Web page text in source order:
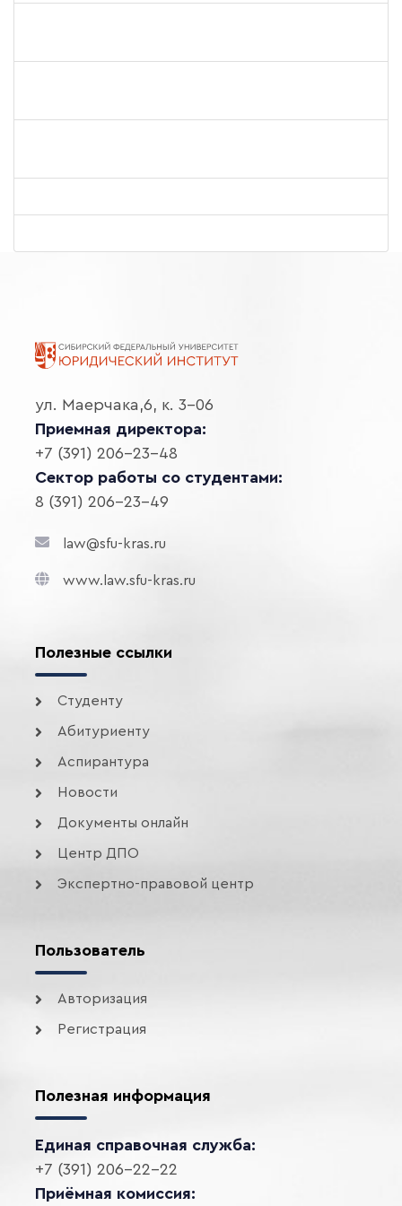
ул. Маерчака,6, к. 3-06
Приемная директора:
+7 (391) 206-23-48
Сектор работы со студентами:
8 (391) 206-23-49
law@sfu-kras.ru
www.law.sfu-kras.ru
Полезные ссылки
Студенту
Абитуриенту
Аспирантура
Новости
Документы онлайн
Центр ДПО
Экспертно-правовой центр
Пользователь
Авторизация
Регистрация
Полезная информация
Единая справочная служба:
+7 (391) 206-22-22
Приёмная комиссия: